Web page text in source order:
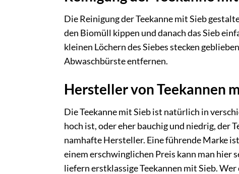
Die Reinigung der Teekanne mit Sieb
den Biomüll kippen und danach das Sieb
kleinen Löchern des Siebes stecken
Abwaschbürste entfernen.
Hersteller von Teekannen
Die Teekanne mit Sieb ist natürlich in
hoch ist, oder eher bauchig und niedrig, der
namhafte Hersteller. Eine führende Marke
einem erschwinglichen Preis kann man hier
liefern erstklassige Teekannen mit Sieb.